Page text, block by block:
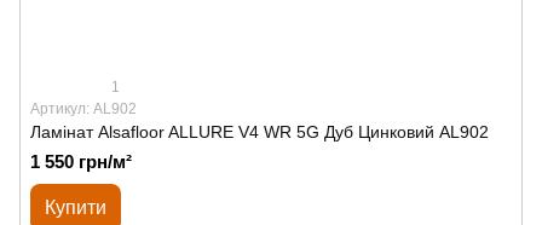
1
Артикул: AL902
Ламінат Alsafloor ALLURE V4 WR 5G Дуб Цинковий AL902
1 550 грн/м²
Купити